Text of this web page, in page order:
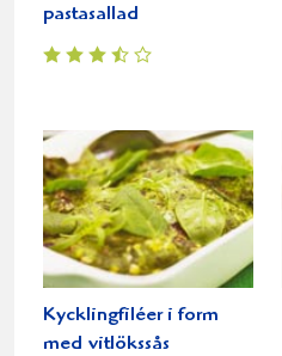
pastasallad
Kycklingfiléer i form
med vitlökssås